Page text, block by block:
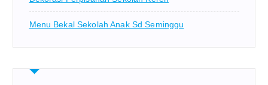
Menu Bekal Sekolah Anak Sd Seminggu